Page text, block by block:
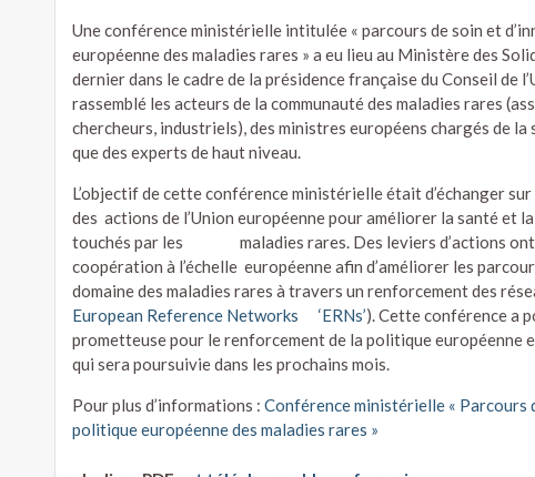
Une conférence ministérielle intitulée « parcours de soin et
européenne des maladies rares » a eu lieu au Ministère des
dernier dans le cadre de la présidence française du Conseil de
rassemblé les acteurs de la communauté des maladies rares
chercheurs, industriels), des ministres européens chargés de la
que des experts de haut niveau.
L’objectif de cette conférence ministérielle était d’échanger
des actions de l’Union européenne pour améliorer la santé et
touchés par les maladies rares. Des leviers d’actions ont
coopération à l’échelle européenne afin d’améliorer les
domaine des maladies rares à travers un renforcement des
European Reference Networks ‘ERNs’ ). Cette conférence a
prometteuse pour le renforcement de la politique européenne
qui sera poursuivie dans les prochains mois.
Pour plus d’informations : Conférence ministérielle « Parcours
politique européenne des maladies rares »